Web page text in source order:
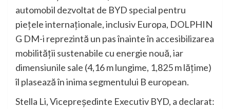
automobil dezvoltat de BYD special pentru
piețele internaționale, inclusiv Europa, DOLPHIN
G DM-i reprezintă un pas înainte în accesibilizarea
mobilității sustenabile cu energie nouă, iar
dimensiunile sale (4,16 m lungime, 1,825 m lățime)
îl plasează în inima segmentului B european.
Stella Li, Vicepreședinte Executiv BYD, a declarat: